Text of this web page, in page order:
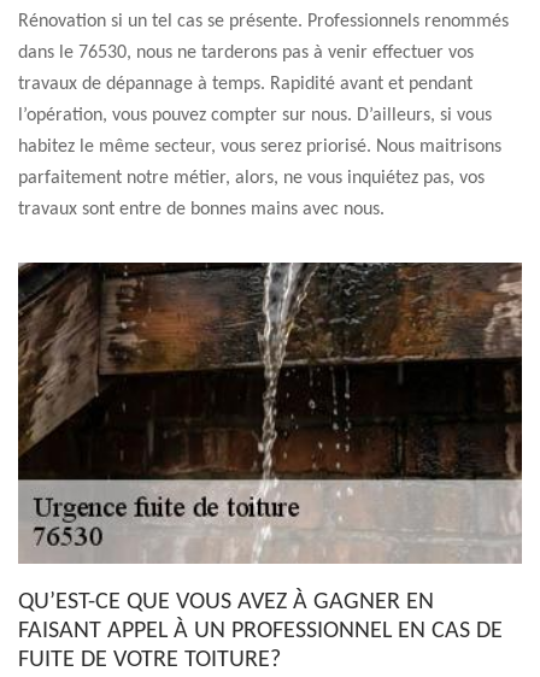
Rénovation si un tel cas se présente. Professionnels renommés
dans le 76530, nous ne tarderons pas à venir effectuer vos
travaux de dépannage à temps. Rapidité avant et pendant
l’opération, vous pouvez compter sur nous. D’ailleurs, si vous
habitez le même secteur, vous serez priorisé. Nous maitrisons
parfaitement notre métier, alors, ne vous inquiétez pas, vos
travaux sont entre de bonnes mains avec nous.
QU’EST-CE QUE VOUS AVEZ À GAGNER EN
FAISANT APPEL À UN PROFESSIONNEL EN CAS DE
FUITE DE VOTRE TOITURE?